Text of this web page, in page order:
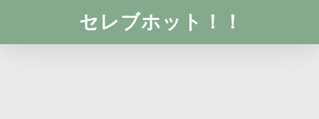
セレブホット！！